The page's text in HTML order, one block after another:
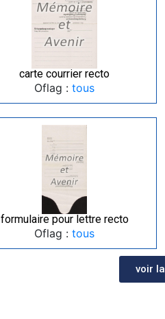
carte courrier recto
Oflag : tous
formulaire pour lettre recto
Oflag : tous
voir